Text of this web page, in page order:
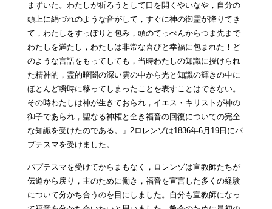
まずいた。わたしが祈ろうとして口を開くやいなや，自分の
頭上に絹づれのような音がして，すぐに神の御霊が降りてき
て，わたしをすっぽりと包み，頭のてっぺんからつま先まで
わたしを満たし，わたしは非常な喜びと幸福に包まれた！ど
のような言語をもってしても，当時わたしの知識に授けられ
た精神的，霊的暗闇の深い雲の中から光と知識の輝きの中に
ほとんど瞬時に移ってしまったことを表すことはできない。
その時わたしは神が生きておられ，イエス・キリストが神の
御子であられ，聖なる神権と全き福音の回復についての完全
な知識を受けたのである。」2ロレンゾは1836年6月19日にバ
プテスマを受けました。
バプテスマを受けてからまもなく，ロレンゾは宣教師たちが
伝道から戻り，主のために働き，福音を宣言した多くの経験
について分かち合うのを目にしました。自分も宣教師になっ